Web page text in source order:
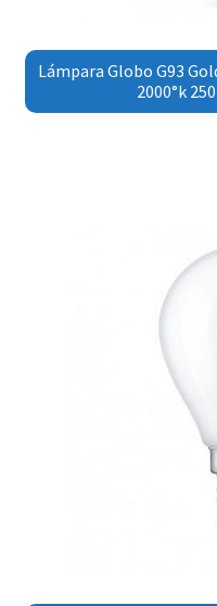
Lámpara Globo G93
2000°k